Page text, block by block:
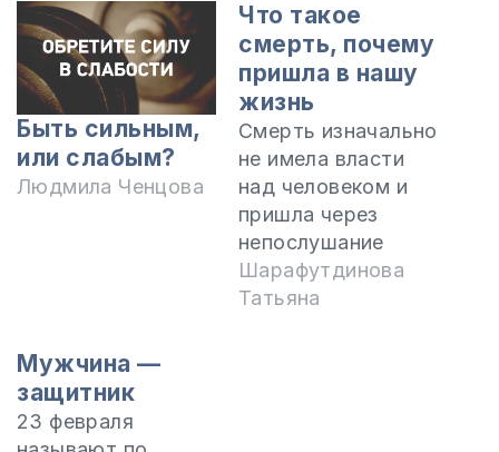
Быть сильным,
или слабым?
Людмила Ченцова
Что такое
смерть, почему
пришла в нашу
жизнь
Смерть изначально
не имела власти
над человеком и
пришла через
непослушание
Адама и Евы.
"Змей был хитрее
Шарафутдинова
Татьяна
Мужчина —
защитник
23 февраля